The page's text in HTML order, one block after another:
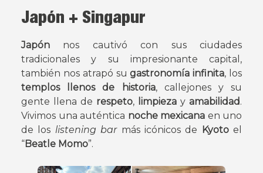
Japón + Singapur
Japón nos cautivó con sus ciudades
tradicionales y su impresionante capital,
también nos atrapó sugastronomía infinita, los
templos llenos de historia, callejones y su
gente llena de respeto, limpieza y amabilidad.
Vivimos una auténtica noche mexicana en uno
de los listening barmás icónicos de Kyoto el
“Beatle Momo”.